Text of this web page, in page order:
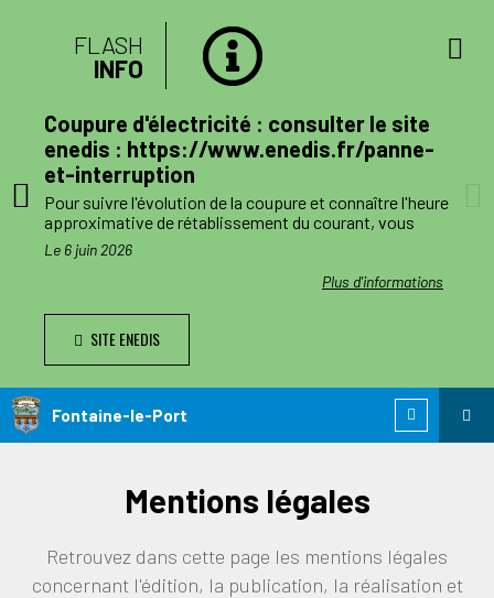
le
est
FLASH
INFO
Coupure d'électricité : consulter le site
enedis : https://www.enedis.fr/panne-
et-interruption
Plus d'informations
Pour suivre l'évolution de la coupure et connaître l'heure
approximative de rétablissement du courant, vous
pouvez consulter le site enedis.fr/panne-et-
interruption ou télécharger l'application Enedis à mes
côtés. Toutefois l'alimentation pourra être rétablie à
Le jour des travaux, si vous avez besoin d’information
complémentaire, vous pourrez nous joindre au numéro
Le 6 juin 2026
SITE ENEDIS
Fontaine-le-Port
Mentions légales
Retrouvez dans cette page les mentions légales
concernant l'édition, la publication, la réalisation et